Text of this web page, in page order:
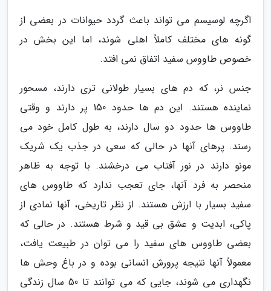
اگرچه لوسیسم می تواند باعث گردد حیوانات در بعضی از
گونه های مختلف کاملاً اهلی شوند، اما این بخش در
خصوص طاووس سفید اتفاق نمی افتد.
جنس نر، که دم های بسیار طولانی تری دارند، مسحور
نماینده هستند. این دم ها حدود 150 پر دارند و وقتی
طاووس ها حدود دو سال دارند، به طول کامل خود می
رسند. پرهای آنها در حالی که سعی در جذب یک شریک
مونو دارند در نور آفتاب می درخشند. با توجه به ظاهر
منحصر به فرد آنها، جای تعجب ندارد که طاووس های
سفید بسیار با ارزش هستند. از نظر تاریخی، آنها نمادی از
پاکی، ابدیت و عشق بی قید و شرط هستند. در حالی که
بعضی طاووس های سفید را می توان در طبیعت یافت،
معمولاً آنها نتیجه پرورش انسانی بوده و در باغ وحش ها
نگهداری می شوند، جایی که می توانند تا 50 سال زندگی